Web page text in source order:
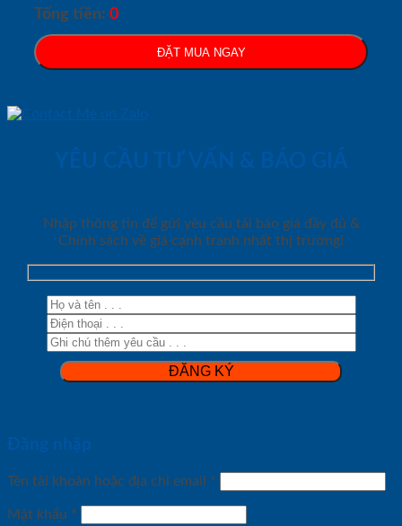
Tổng tiền: 0
ĐẶT MUA NGAY
YÊU CẦU TƯ VẤN & BÁO GIÁ
Nhập thông tin để gửi yêu cầu tải báo giá đầy đủ &
Chính sách về giá cạnh tranh nhất thị trường!
Đăng nhập
Tên tài khoản hoặc địa chỉ email *
Mật khẩu *